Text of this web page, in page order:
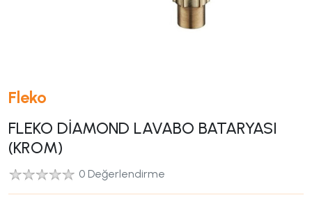
Fleko
FLEKO DİAMOND LAVABO BATARYASI
(KROM)
0 Değerlendirme